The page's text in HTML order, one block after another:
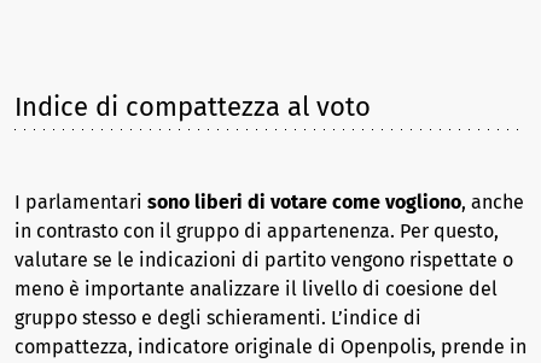
Indice di compattezza al voto
I parlamentari sono liberi di votare come vogliono, anche
in contrasto con il gruppo di appartenenza. Per questo,
valutare se le indicazioni di partito vengono rispettate o
meno è importante analizzare il livello di coesione del
gruppo stesso e degli schieramenti. L’indice di
compattezza, indicatore originale di Openpolis, prende in